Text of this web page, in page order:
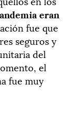
eran
fue que
seguros y
del
el
fue muy